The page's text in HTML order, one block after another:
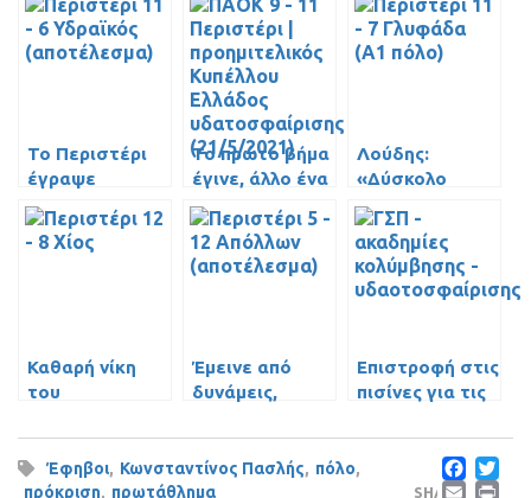
Το Περιστέρι
έγραψε
ιστορία στο
πόλο (video)
Το πρώτο βήμα
έγινε, άλλο ένα
για τελικό
[video]
Λούδης:
«Δύσκολο
παιχνίδι,
θέλουμε να
βρούμε ρυθμό»!
Καθαρή νίκη
του
επί της Χίου
(video – photo
gallery)
Έμεινε από
δυνάμεις,
τον Απόλλωνα
(video)
Επιστροφή στις
πισίνες για τις
μικρούς
Έφηβοι, Κωνσταντίνος Πασλής, πόλο,
πρόκριση, πρωτάθλημα SHARE